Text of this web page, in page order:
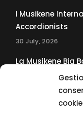
I Musikene
Accordionists
30 July, 2026
La Musikene Big
Tolliver en el 61